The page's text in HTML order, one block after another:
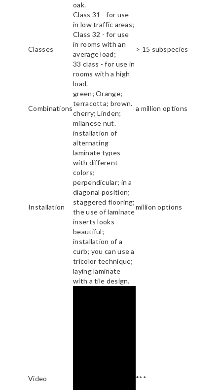
oak.
Classes
Class 31 - for use
in low traffic areas;
Class 32 - for use
in rooms with an
average load;
33 class - for use in
rooms with a high
load.
> 15 subspecies
Combinations
green; Orange;
terracotta; brown.
cherry; Linden;
milanese nut.
a million options
Installation
installation of
alternating
laminate types
with different
colors;
perpendicular; in a
diagonal position;
staggered flooring;
the use of laminate
inserts looks
beautiful;
installation of a
curb; you can use a
tricolor technique;
laying laminate
with a tile design.
million options
Video ***